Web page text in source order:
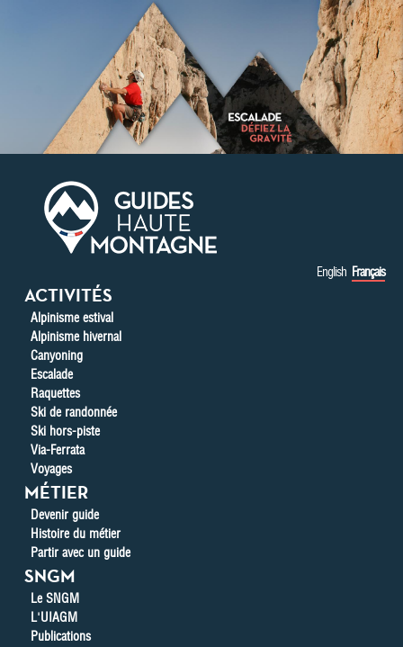
English Français
ACTIVITÉS
Alpinisme estival
Alpinisme hivernal
Canyoning
Escalade
Raquettes
Ski de randonnée
Ski hors-piste
Via-Ferrata
Voyages
MÉTIER
Devenir guide
Histoire du métier
Partir avec un guide
SNGM
Le SNGM
L'UIAGM
Publications